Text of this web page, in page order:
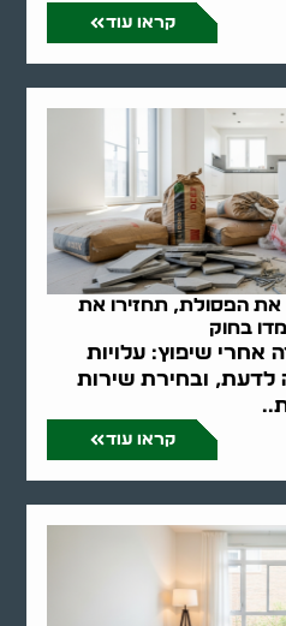
קראו עוד
הפסולת, תחזירו את
בחוק
אחרי שיפוץ: עלויות
לדעת, ובחירת שירות
קראו עוד